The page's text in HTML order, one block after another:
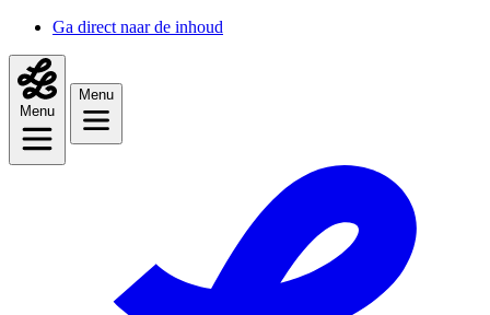
Ga direct naar de inhoud
Menu
Menu